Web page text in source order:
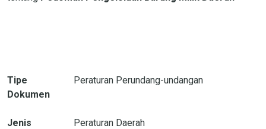
Tipe
Dokumen
Peraturan Perundang-undangan
Jenis
Peraturan Daerah